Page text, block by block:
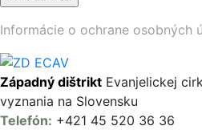
Informácie o ochrane osobných
Západný dištrikt Evanjelickej
vyznania na Slovensku
Telefón: +421 45 520 36 36